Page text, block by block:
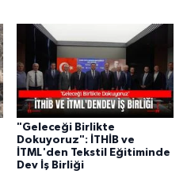
"Geleceği Birlikte
Dokuyoruz": İTHİB ve
İTML'den Tekstil Eğitiminde
Dev İş Birliği